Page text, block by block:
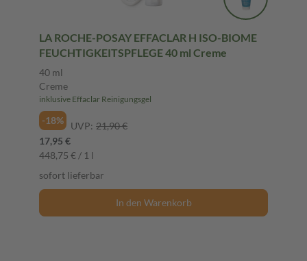
LA ROCHE-POSAY EFFACLAR H ISO-BIOME
FEUCHTIGKEITSPFLEGE 40 ml Creme
40 ml
Creme
inklusive Effaclar Reinigungsgel
-18% UVP: 21,90 €
17,95 €
448,75 € / 1 l
sofort lieferbar
In den Warenkorb